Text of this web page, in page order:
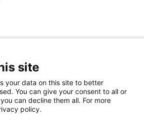
Deutschland
site
your data on this site to better
You can give your consent to all or
can decline them all. For more
policy.